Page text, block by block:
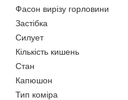
Фасон вирізу горловини
Застібка
Силует
Кількість кишень
Стан
Капюшон
Тип коміра